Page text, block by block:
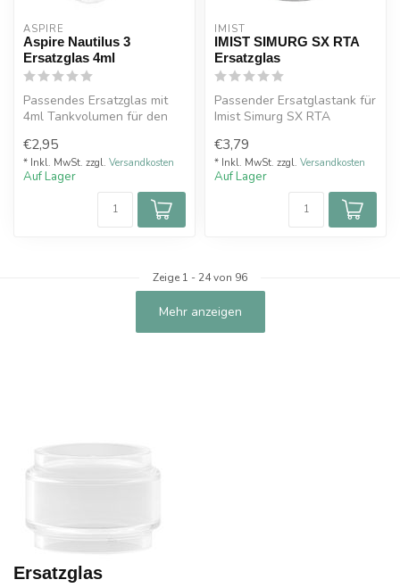
ASPIRE
Aspire Nautilus 3
Ersatzglas 4ml
Passendes Ersatzglas mit
4ml Tankvolumen für den
Verdampf...
€2,95
* Inkl. MwSt. zzgl. Versandkosten
Auf Lager
IMIST
IMIST SIMURG SX RTA
Ersatzglas
Passender Ersatglastank für
Imist Simurg SX RTA
€3,79
* Inkl. MwSt. zzgl. Versandkosten
Auf Lager
Zeige 1 - 24von 96
Mehr anzeigen
Ersatzglas